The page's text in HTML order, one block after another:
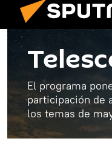
El programa
participación de
los temas de